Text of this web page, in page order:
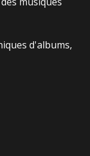
d'albums,